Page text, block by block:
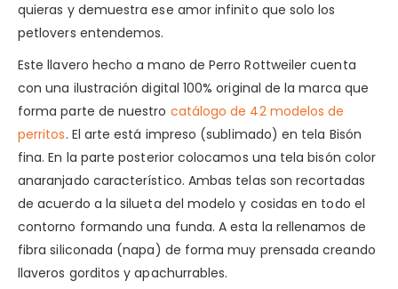
quieras y demuestra ese amor infinito que solo los
petlovers entendemos.
Este llavero hecho a mano de Perro Rottweiler cuenta
con una ilustración digital 100% original de la marca que
forma parte de nuestro catálogo de 42 modelos de
perritos. El arte está impreso (sublimado) en tela Bisón
fina. En la parte posterior colocamos una tela bisón color
anaranjado característico. Ambas telas son recortadas
de acuerdo a la silueta del modelo y cosidas en todo el
contorno formando una funda. A esta la rellenamos de
fibra siliconada (napa) de forma muy prensada creando
llaveros gorditos y apachurrables.